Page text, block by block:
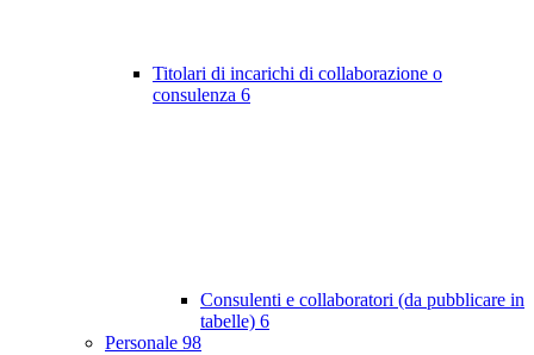
Titolari di incarichi di collaborazione o
consulenza 6
Consulenti e collaboratori (da pubblicare in
tabelle) 6
Personale 98